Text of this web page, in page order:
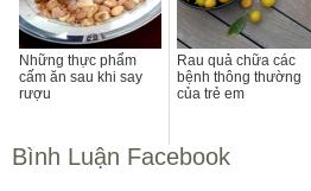
Những thực phẩm
cấm ăn sau khi say
rượu
Rau quả chữa các
bệnh thông thường
của trẻ em
Bình Luận Facebook